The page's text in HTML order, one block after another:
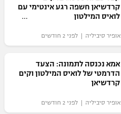
קרדשיאן חשפה רגע אינטימי עם
לואיס המילטון
אופיר סיביליה | לפני 2 חודשים
אמא נכנסה לתמונה: הצעד
הדרמטי של לואיס המילטון וקים
קרדשיאן
אופיר סיביליה | לפני 2 חודשים